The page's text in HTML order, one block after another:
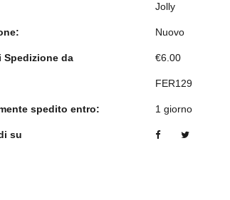
Jolly
Nuovo
Spedizione da €6.00
FER129
spedito entro: 1 giorno
su